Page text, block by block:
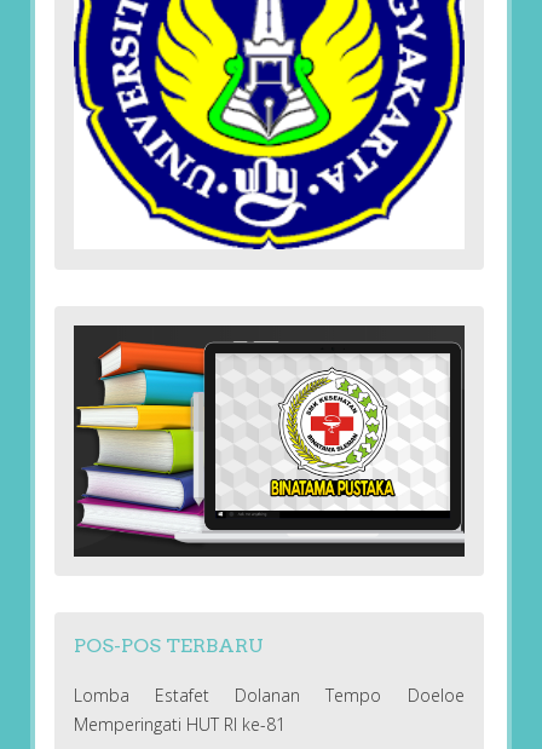
POS-POS TERBARU
Lomba Estafet Dolanan Tempo Doeloe
Memperingati HUT RI ke-81